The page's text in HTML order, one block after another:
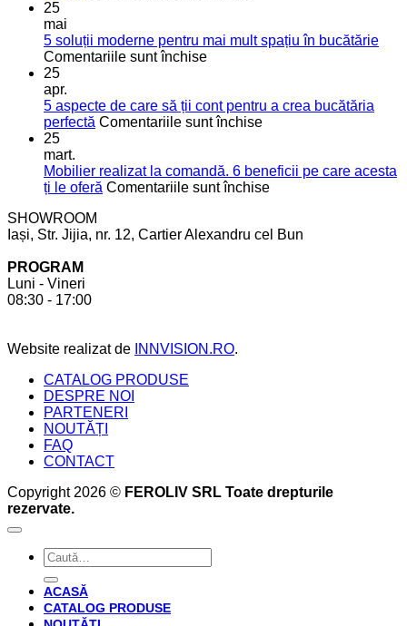
sfaturi
bucătărie
de
25
mai
5 soluții moderne pentru mai mult spațiu în bucătărie
Comentariile sunt închisepentru
moderne
pentru
spațiu
în
25
apr.
5 aspecte de care să ții cont pentru a crea bucătăria
perfectă Comentariile sunt închisepentru
de
care
cont
25
mart.
Mobilier realizat la comandă. 6 beneficii pe care acesta
ți le oferă Comentariile sunt închisepentru
la
SHOWROOM
Iași, Str. Jijia, nr. 12, Cartier Alexandru cel Bun
PROGRAM
Luni - Vineri
08:30 - 17:00
Website realizat de INNVISION.RO.
CATALOG PRODUSE
DESPRE NOI
PARTENERI
NOUTĂȚI
FAQ
CONTACT
Copyright 2026 © FEROLIV SRL Toate drepturile
rezervate.
Caută
după:
ACASĂ
CATALOG PRODUSE